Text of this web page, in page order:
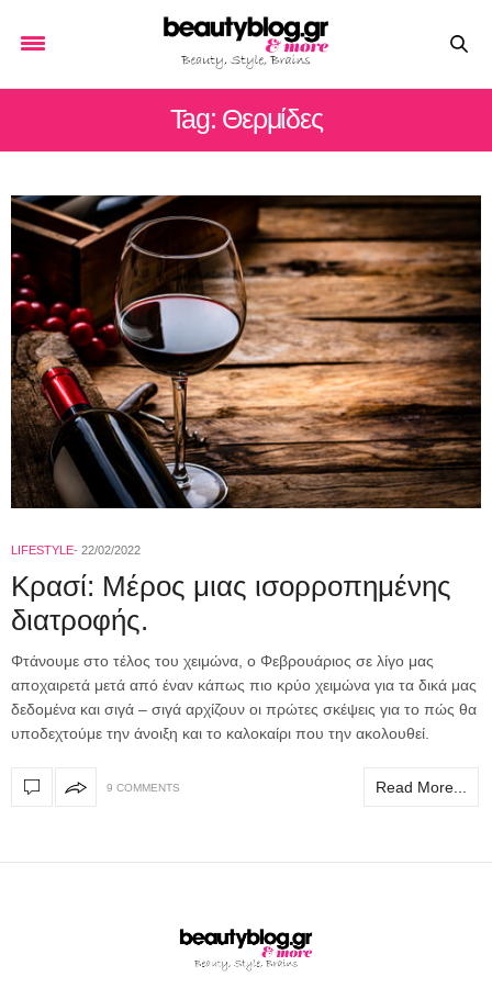
Tag: Θερμίδες
LIFESTYLE 22/02/2022
Κρασί: Μέρος μιας ισορροπημένης
διατροφής.
Φτάνουμε στο τέλος του χειμώνα, ο Φεβρουάριος σε λίγο μας
αποχαιρετά μετά από έναν κάπως πιο κρύο χειμώνα για τα δικά μας
δεδομένα και σιγά – σιγά αρχίζουν οι πρώτες σκέψεις για το πώς θα
υποδεχτούμε την άνοιξη και το καλοκαίρι που την ακολουθεί.
9 COMMENTS Read More...